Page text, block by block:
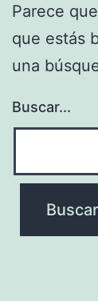
Parece
que estás
una
Buscar...